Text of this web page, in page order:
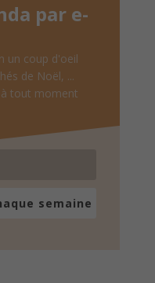
par e-
un coup d'oeil
de Noël, ...
tout moment
semaine